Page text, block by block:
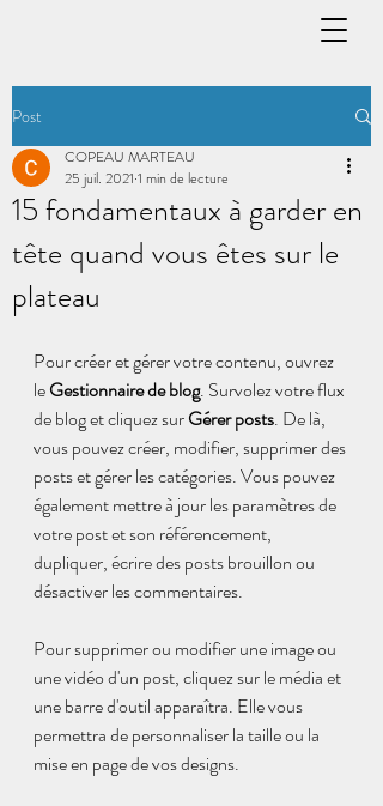
Post
15 fondamentaux à garder en
tête quand vous êtes sur le
plateau
COPEAU MARTEAU
25 juil. 2021 1 min de lecture
Pour créer et gérer votre contenu, ouvrez
le Gestionnaire de blog. Survolez votre flux
de blog et cliquez sur Gérer posts. De là,
vous pouvez créer, modifier, supprimer des
posts et gérer les catégories. Vous pouvez
également mettre à jour les paramètres de
votre post et son référencement,
dupliquer, écrire des posts brouillon ou
désactiver les commentaires.
Pour supprimer ou modifier une image ou
une vidéo d'un post, cliquez sur le média et
une barre d'outil apparaîtra. Elle vous
permettra de personnaliser la taille ou la
mise en page de vos designs.